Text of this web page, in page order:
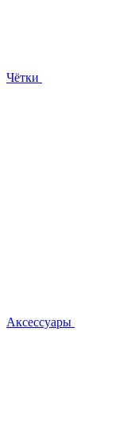
Чётки
Аксессуары